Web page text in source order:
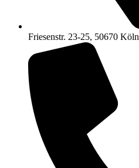
Friesenstr. 23-25, 50670 Köln